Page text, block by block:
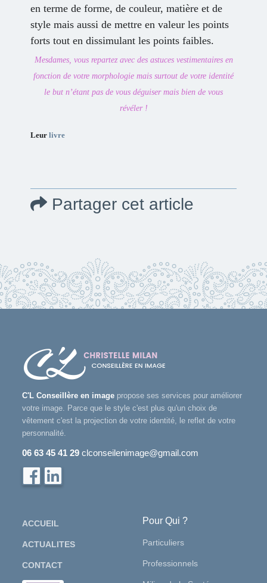
en terme de forme, de couleur, matière et de
style mais aussi de mettre en valeur les points
forts tout en dissimulant les points faibles.
Mesdames, vous repartez avec des astuces vestimentaires en
fonction de votre morphologie mais surtout de votre identité
le but n’étant pas de vous déguiser mais bien de vous
révéler !
Leur livre
Partager cet article
C'L Conseillère en image propose ses services pour améliorer
votre image. Parce que le style c'est plus qu'un choix de
vêtement c'est la projection de votre identité, le reflet de votre
personnalité.
06 63 45 41 29 clconseilenimage@gmail.com
ACCUEIL
ACTUALITES
CONTACT
Pour Qui ?
Particuliers
Professionnels